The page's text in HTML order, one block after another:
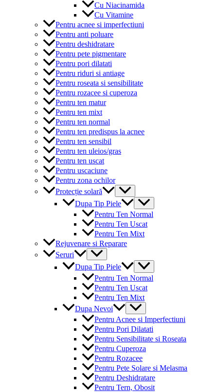
Cu Niacinamida
Cu Vitamine
Pentru acnee si imperfectiuni
Pentru anti poluare
Pentru deshidratare
Pentru pete pigmentare
Pentru pori dilatati
Pentru riduri si antiage
Pentru roseata si sensibilitate
Pentru rozacee si cuperoza
Pentru ten matur
Pentru ten mixt
Pentru ten normal
Pentru ten predispus la acnee
Pentru ten sensibil
Pentru ten uleios/gras
Pentru ten uscat
Pentru uscaciune
Pentru zona ochilor
Protecție solară
Menu
Toggle
Dupa Tip Piele
Menu
Toggle
Pentru Ten Normal
Pentru Ten Uscat
Pentru Ten Mixt
Rejuvenare si Reparare
Seruri
Menu
Toggle
Dupa Tip Piele
Menu
Toggle
Pentru Ten Normal
Pentru Ten Uscat
Pentru Ten Mixt
Dupa Nevoi
Menu
Toggle
Pentru Acnee si Imperfectiuni
Pentru Pori Dilatati
Pentru Sensibilitate si Roseata
Pentru Cuperoza
Pentru Rozacee
Pentru Pete Solare si Melasma
Pentru Deshidratare
Pentru Tern, Obosit